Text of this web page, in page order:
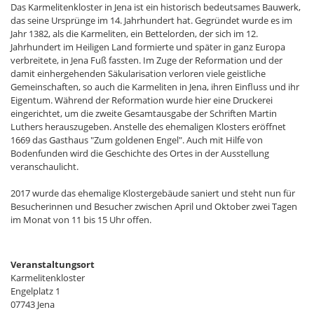
Das Karmelitenkloster in Jena ist ein historisch bedeutsames Bauwerk,
das seine Ursprünge im 14. Jahrhundert hat. Gegründet wurde es im
Jahr 1382, als die Karmeliten, ein Bettelorden, der sich im 12.
Jahrhundert im Heiligen Land formierte und später in ganz Europa
verbreitete, in Jena Fuß fassten. Im Zuge der Reformation und der
damit einhergehenden Säkularisation verloren viele geistliche
Gemeinschaften, so auch die Karmeliten in Jena, ihren Einfluss und ihr
Eigentum. Während der Reformation wurde hier eine Druckerei
eingerichtet, um die zweite Gesamtausgabe der Schriften Martin
Luthers herauszugeben. Anstelle des ehemaligen Klosters eröffnet
1669 das Gasthaus "Zum goldenen Engel". Auch mit Hilfe von
Bodenfunden wird die Geschichte des Ortes in der Ausstellung
veranschaulicht.
2017 wurde das ehemalige Klostergebäude saniert und steht nun für
Besucherinnen und Besucher zwischen April und Oktober zwei Tagen
im Monat von 11 bis 15 Uhr offen.
Veranstaltungsort
Karmelitenkloster
Engelplatz 1
07743 Jena